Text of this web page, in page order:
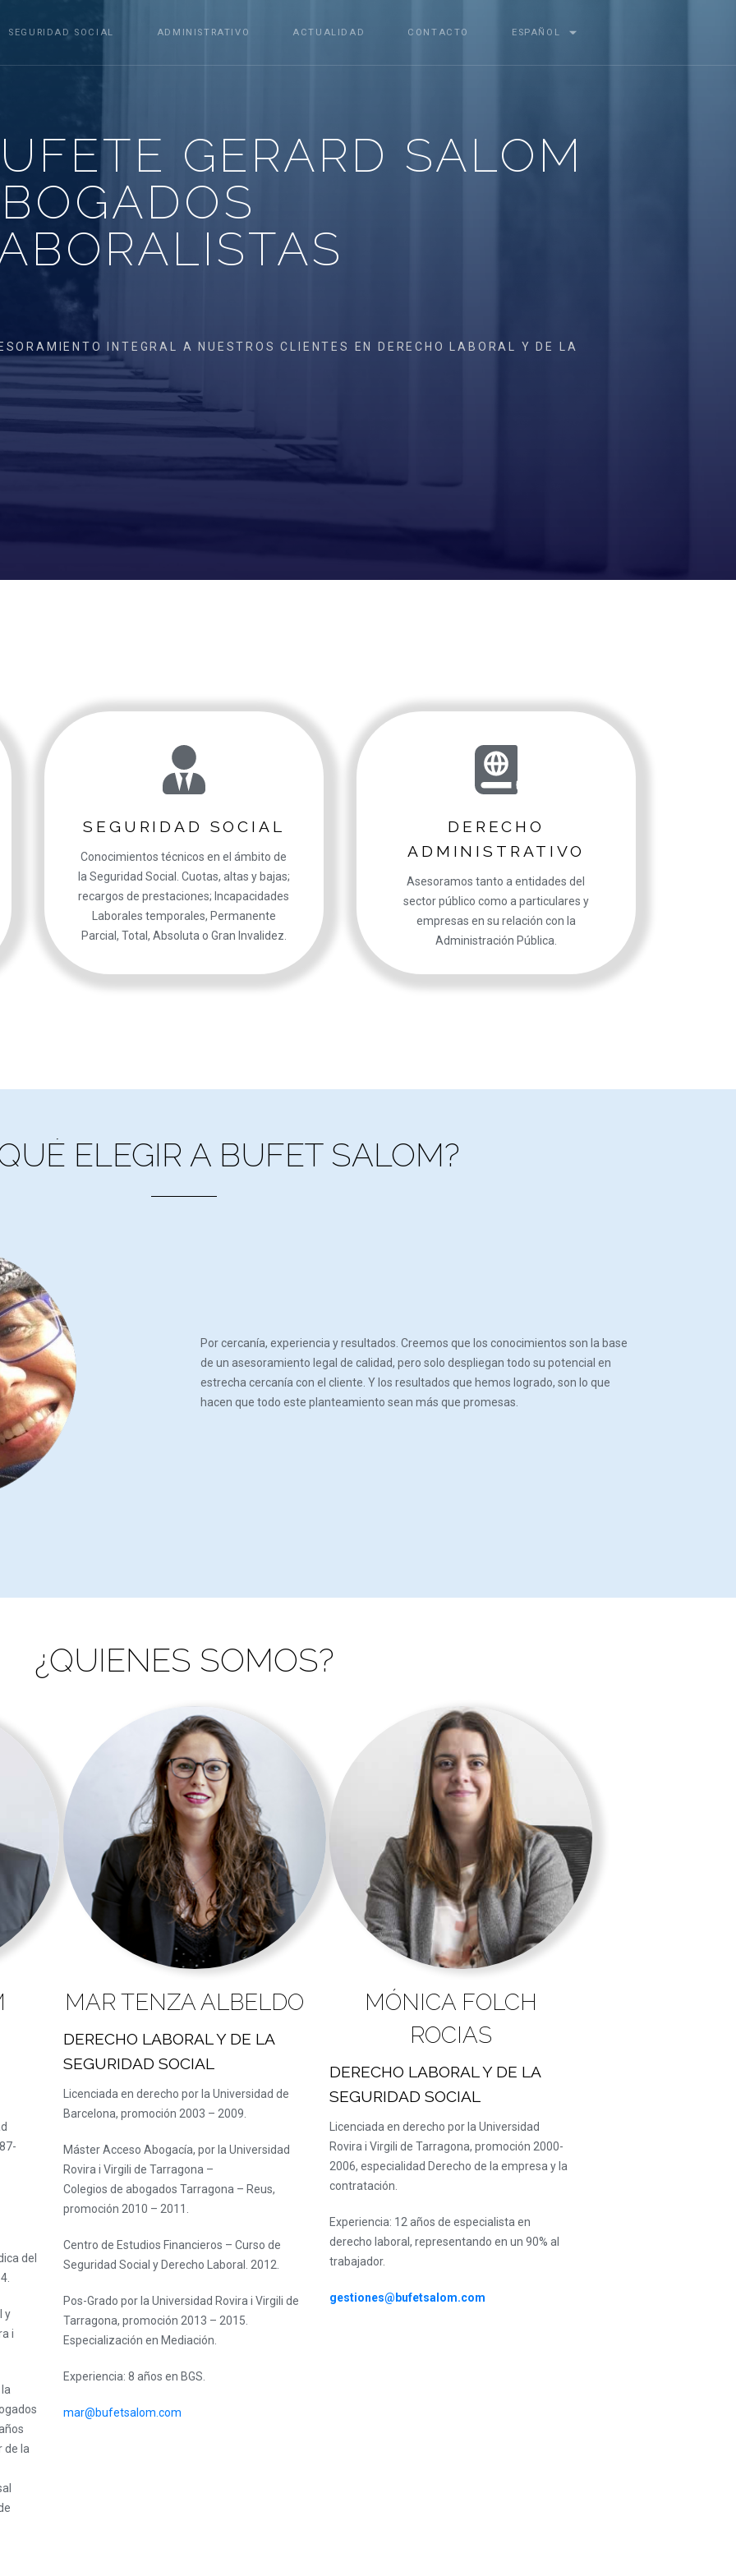
SEGURIDAD SOCIAL ADMINISTRATIVO ACTUALIDAD CONTACTO ESPAÑOL
GERARD SALOM
INTEGRAL A NUESTROS CLIENTES EN DERECHO LABORAL Y DE LA
SEGURIDAD SOCIAL
Conocimientos técnicos en el ámbito de
la Seguridad Social. Cuotas, altas y bajas;
recargos de prestaciones; Incapacidades
Laborales temporales, Permanente
Parcial, Total, Absoluta o Gran Invalidez.
DERECHO
ADMINISTRATIVO
Asesoramos tanto a entidades del
sector público como a particulares y
empresas en su relación con la
Administración Pública.
ELEGIR A BUFET SALOM?
Por cercanía, experiencia y resultados. Creemos que los conocimientos son la base
de un asesoramiento legal de calidad, pero solo despliegan todo su potencial en
estrecha cercanía con el cliente. Y los resultados que hemos logrado, son lo que
hacen que todo este planteamiento sean más que promesas.
¿QUIENES SOMOS?
del
y
i
de la
MAR TENZA ALBELDO
DERECHO LABORAL Y DE LA
SEGURIDAD SOCIAL
Licenciada en derecho por la Universidad de
Barcelona, promoción 2003 – 2009.
Máster Acceso Abogacía, por la Universidad
Rovira i Virgili de Tarragona –
Colegios de abogados Tarragona – Reus,
promoción 2010 – 2011.
Centro de Estudios Financieros – Curso de
Seguridad Social y Derecho Laboral. 2012.
Pos-Grado por la Universidad Rovira i Virgili de
Tarragona, promoción 2013 – 2015.
Especialización en Mediación.
Experiencia: 8 años en BGS.
mar@bufetsalom.com
MÓNICA FOLCH
ROCIAS
DERECHO LABORAL Y DE LA
SEGURIDAD SOCIAL
Licenciada en derecho por la Universidad
Rovira i Virgili de Tarragona, promoción 2000-
2006, especialidad Derecho de la empresa y la
contratación.
Experiencia: 12 años de especialista en
derecho laboral, representando en un 90% al
trabajador.
gestiones@bufetsalom.com